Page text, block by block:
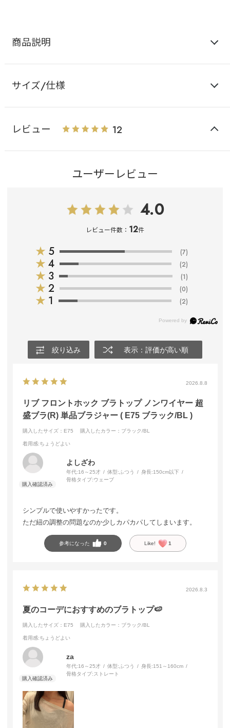
商品説明
サイズ/仕様
レビュー 12
ユーザーレビュー
4.0
レビュー件数： 12件
★ 5 (7)
★ 4 (2)
★ 3 (1)
★ 2 (0)
★ 1 (2)
絞り込み 表示：評価が高い順
2026.8.8
リブ フロントホック ブラトップ ノンワイヤー 超
盛ブラ(R) 単品ブラジャー ( E75 ブラック/BL )
購入したサイズ：E75 購入したカラー：ブラック/BL
着用感:ちょうどよい
よしざわ
年代:16～25才 体型: ふつう 身長:150cm以下
骨格タイプ:ウェーブ
シンプルで使いやすかったです。
ただ紐の調整の問題なのか少しカパカパしてしまいます。
参考になった 0 Like! 1
2026.8.3
夏のコーデにおすすめのブラトップ🍉
購入したサイズ：E75 購入したカラー：ブラック/BL
着用感:ちょうどよい
za
年代:16～25才 体型: ふつう 身長:151～160cm
骨格タイプ: ストレート